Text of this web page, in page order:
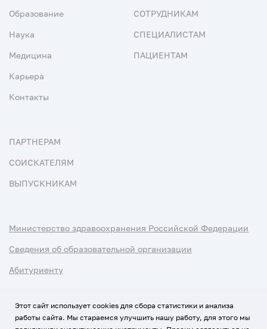
Образование
Наука
Медицина
Карьера
Контакты
СОТРУДНИКАМ
СПЕЦИАЛИСТАМ
ПАЦИЕНТАМ
ПАРТНЕРАМ
СОИСКАТЕЛЯМ
ВЫПУСКНИКАМ
Министерство здравоохранения Российской Федерации
Сведения об образовательной организации
Абитуриенту
Этот сайт использует cookies для сбора статистики и анализа
работы сайта. Мы стараемся улучшить нашу работу, для этого мы